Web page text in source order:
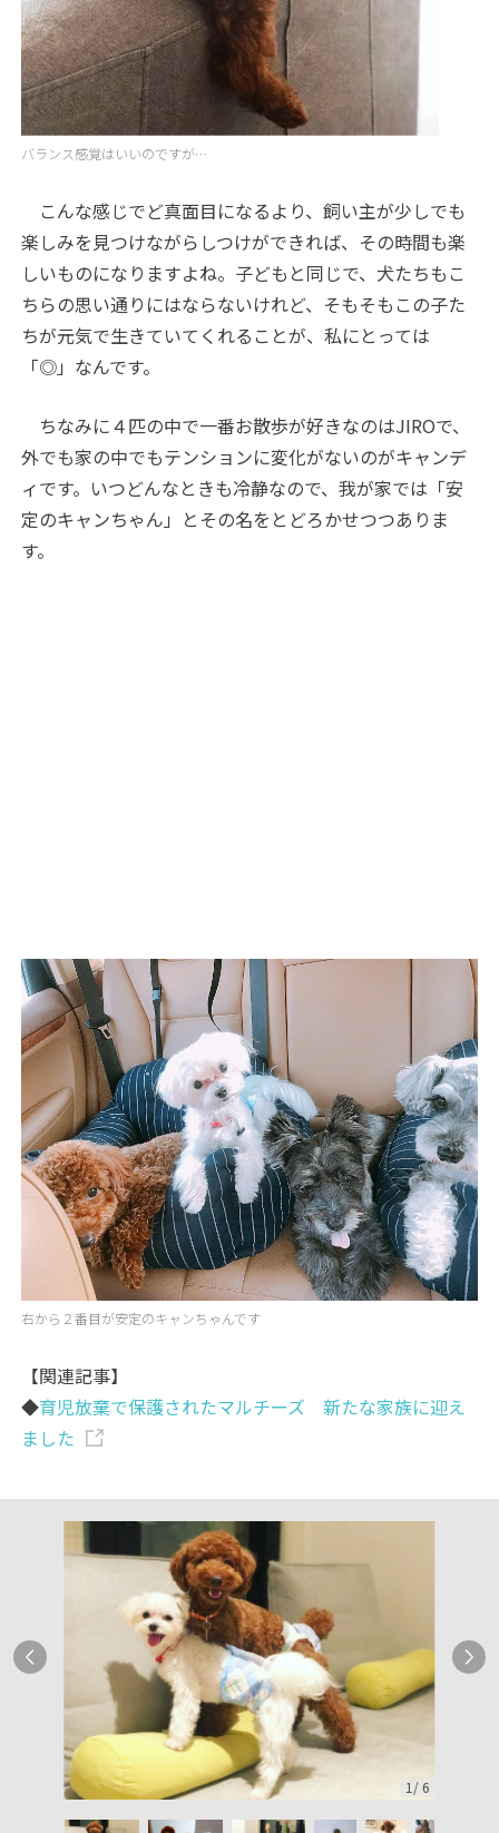
バランス感覚はいいのですが…
こんな感じでど真面目になるより、飼い主が少しでも
楽しみを見つけながらしつけができれば、その時間も楽
しいものになりますよね。子どもと同じで、犬たちもこ
ちらの思い通りにはならないけれど、そもそもこの子た
ちが元気で生きていてくれることが、私にとっては
「◎」なんです。
ちなみに４匹の中で一番お散歩が好きなのはJIROで、
外でも家の中でもテンションに変化がないのがキャンデ
ィです。いつどんなときも冷静なので、我が家では「安
定のキャンちゃん」とその名をとどろかせつつありま
す。
右から２番目が安定のキャンちゃんです
【関連記事】
◆育児放棄で保護されたマルチーズ 新たな家族に迎え
ました
1 / 6